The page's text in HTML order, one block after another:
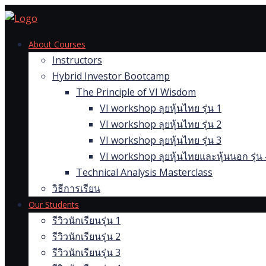
Skip
contentAbout Courses
Instructors
Hybrid Investor Bootcamp
The Principle of VI Wisdom
VI workshop ลุยหุ้นไทย รุ่น 1
VI workshop ลุยหุ้นไทย รุ่น 2
VI workshop ลุยหุ้นไทย รุ่น 3
VI workshop ลุยหุ้นไทยและหุ้นนอก รุ่น
Technical Analysis Masterclass
วิธีการเรียน
Our Students
รีวิวนักเรียนรุ่น 1
รีวิวนักเรียนรุ่น 2
รีวิวนักเรียนรุ่น 3